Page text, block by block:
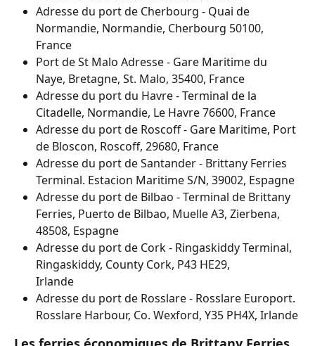
Adresse du port de Cherbourg - Quai de
Normandie, Normandie, Cherbourg 50100,
France
Port de St Malo Adresse - Gare Maritime du
Naye, Bretagne, St. Malo, 35400, France
Adresse du port du Havre - Terminal de la
Citadelle, Normandie, Le Havre 76600, France
Adresse du port de Roscoff - Gare Maritime, Port
de Bloscon, Roscoff, 29680, France
Adresse du port de Santander - Brittany Ferries
Terminal. Estacion Maritime S/N, 39002, Espagne
Adresse du port de Bilbao - Terminal de Brittany
Ferries, Puerto de Bilbao, Muelle A3, Zierbena,
48508, Espagne
Adresse du port de Cork - Ringaskiddy Terminal,
Ringaskiddy, County Cork, P43 HE29,
Irlande
Adresse du port de Rosslare - Rosslare Europort.
Rosslare Harbour, Co. Wexford, Y35 PH4X, Irlande